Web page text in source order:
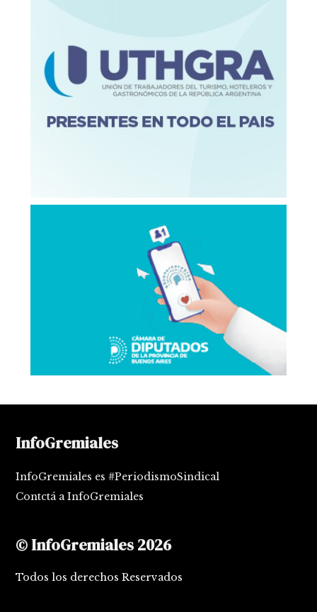
InfoGremiales
InfoGremiales es #PeriodismoSindical
Contctá a InfoGremiales
© InfoGremiales 2026
Todos los derechos Reservados